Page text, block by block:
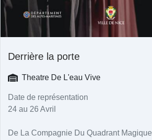
Derrière la porte
Theatre De L'eau Vive
Date de représentation
24 au 26 Avril
De La Compagnie Du Quadrant Magique